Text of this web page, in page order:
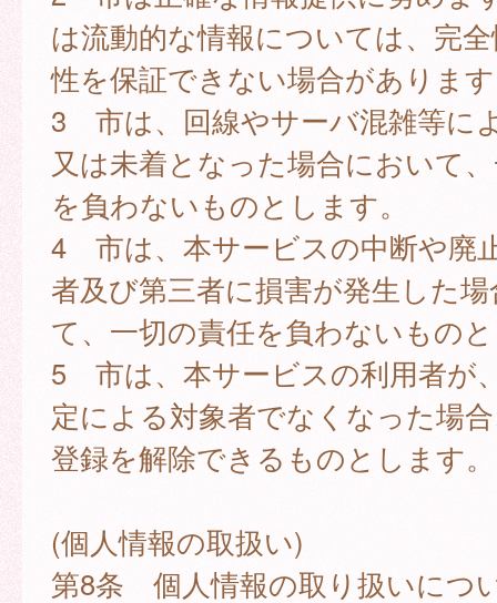
は流動的な情報については、完
性を保証できない場合がありま
3 市は、回線やサーバ混雑等に
又は未着となった場合において
を負わないものとします。
4 市は、本サービスの中断や廃
者及び第三者に損害が発生した
て、一切の責任を負わないもの
5 市は、本サービスの利用者が
定による対象者でなくなった場
登録を解除できるものとします。
(個人情報の取扱い)
第8条 個人情報の取り扱いにつ